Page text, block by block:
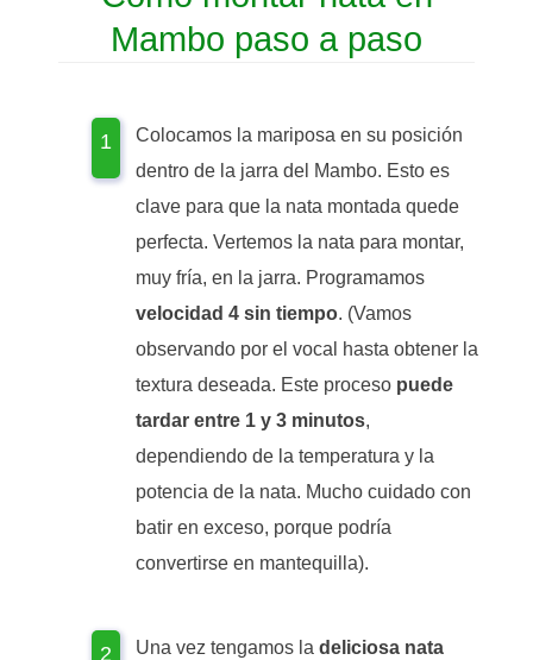
Mambo paso a paso
Colocamos la mariposa en su posición
dentro de la jarra del Mambo. Esto es
clave para que la nata montada quede
perfecta. Vertemos la nata para montar,
muy fría, en la jarra. Programamos
velocidad 4 sin tiempo. (Vamos
observando por el vocal hasta obtener la
textura deseada. Este proceso puede
tardar entre 1 y 3 minutos,
dependiendo de la temperatura y la
potencia de la nata. Mucho cuidado con
batir en exceso, porque podría
convertirse en mantequilla).
Una vez tengamos la deliciosa nata